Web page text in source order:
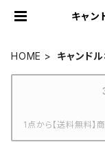
キャ
HOME キャンド
1点から【送料無料】